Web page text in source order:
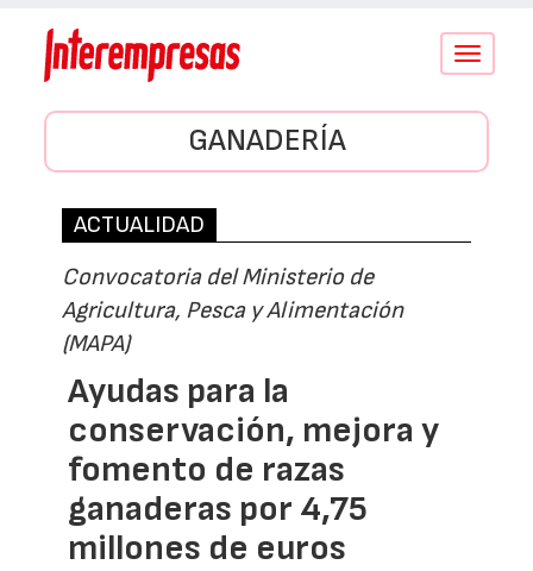
Conmutar
GANADERÍA
ACTUALIDAD
Convocatoria del Ministerio de
Agricultura, Pesca y Alimentación
(MAPA)
Ayudas para la
conservación, mejora y
fomento de razas
ganaderas por 4,75
millones de euros